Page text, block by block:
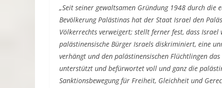
„Seit seiner gewaltsamen Gründung 1948 durch
Bevölkerung Palästinas hat der Staat Israel den
Völkerrechts verweigert; stellt ferner fest, dass
palästinensische Bürger Israels diskriminiert, eine
verhängt und den palästinensischen Flüchtlingen
unterstützt und befürwortet voll und ganz die
Sanktionsbewegung für Freiheit, Gleichheit und